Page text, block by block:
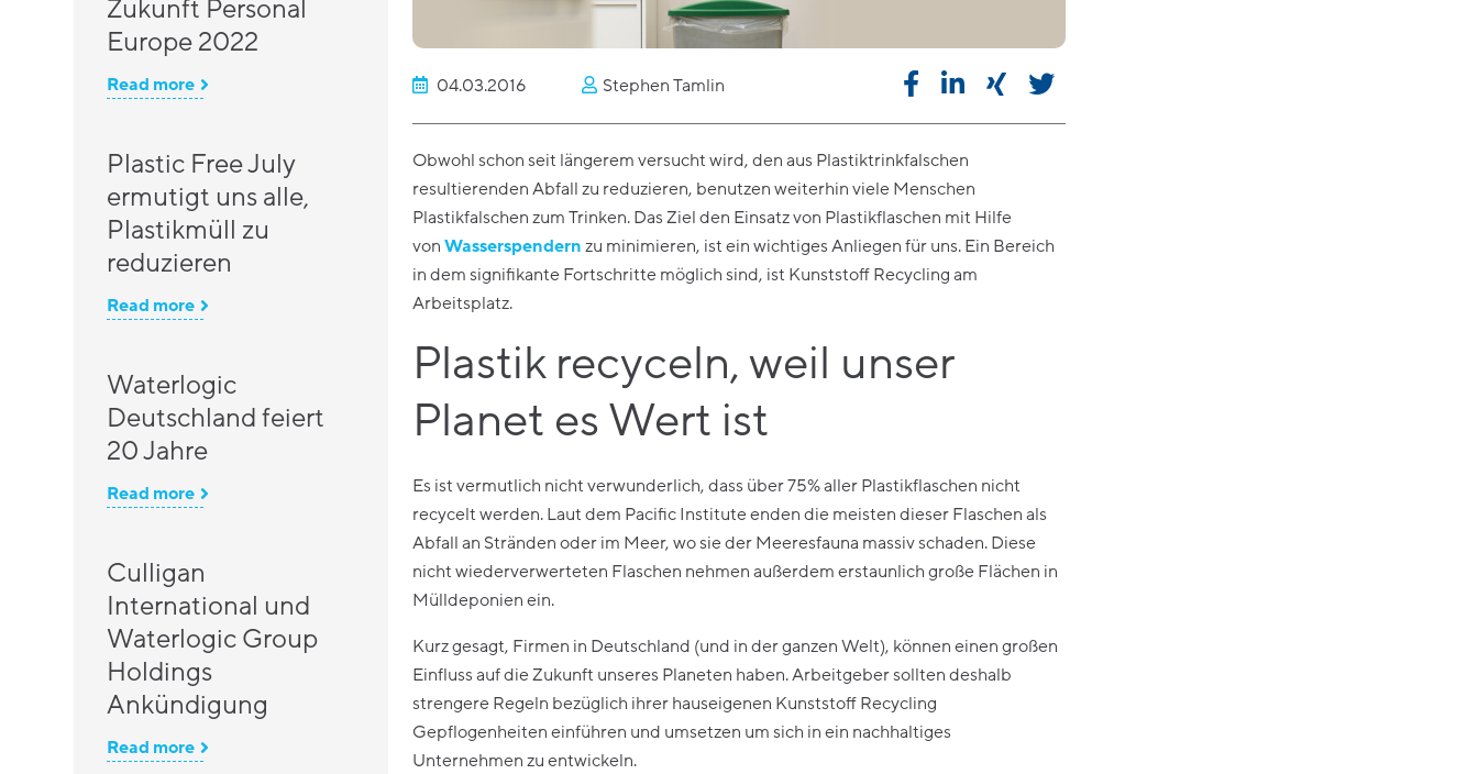
Für jeden Bereich den idealen
Wasserspender.
Fitnessstudio & Spa
Zukunft Personal
Europe 2022
Read more
Plastic Free July
ermutigt uns alle,
Plastikmüll zu
reduzieren
Read more
Waterlogic
Deutschland feiert
20 Jahre
Read more
Culligan
International und
Waterlogic Group
Holdings
Ankündigung
Read more
04.03.2016 Stephen Tamlin
Obwohl schon seit längerem versucht wird, den aus Plastiktrinkfalschen
resultierenden Abfall zu reduzieren, benutzen weiterhin viele Menschen
Plastikfalschen zum Trinken. Das Ziel den Einsatz von Plastikflaschen mit Hilfe
vonWasserspendern zu minimieren, ist ein wichtiges Anliegen für uns. Ein Bereich
in dem signifikante Fortschritte möglich sind, ist Kunststoff Recycling am
Arbeitsplatz.
Plastik recyceln, weil unser
Planet es Wert ist
Es ist vermutlich nicht verwunderlich, dass über 75% aller Plastikflaschen nicht
recycelt werden. Laut dem Pacific Institute enden die meisten dieser Flaschen als
Abfall an Stränden oder im Meer, wo sie der Meeresfauna massiv schaden. Diese
nicht wiederverwerteten Flaschen nehmen außerdem erstaunlich große Flächen in
Mülldeponien ein.
Kurz gesagt, Firmen in Deutschland (und in der ganzen Welt), können einen großen
Einfluss auf die Zukunft unseres Planeten haben. Arbeitgeber sollten deshalb
strengere Regeln bezüglich ihrer hauseigenen Kunststoff Recycling
Gepflogenheiten einführen und umsetzen um sich in ein nachhaltiges
Unternehmen zu entwickeln.